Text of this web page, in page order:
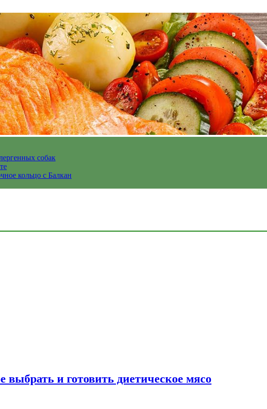
собак
кольцо с Балкан
выбрать и готовить диетическое мясо